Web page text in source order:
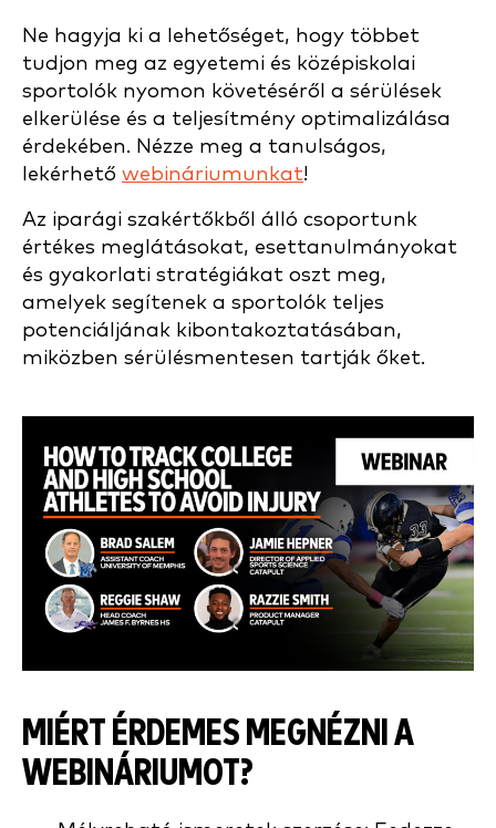
Ne hagyja ki a lehetőséget, hogy többet
tudjon meg az egyetemi és középiskolai
sportolók nyomon követéséről a sérülések
elkerülése és a teljesítmény optimalizálása
érdekében. Nézze meg a tanulságos,
lekérhető webináriumunkat!
Az iparági szakértőkből álló csoportunk
értékes meglátásokat, esettanulmányokat
és gyakorlati stratégiákat oszt meg,
amelyek segítenek a sportolók teljes
potenciáljának kibontakoztatásában,
miközben sérülésmentesen tartják őket.
MIÉRT ÉRDEMES MEGNÉZNI A
WEBINÁRIUMOT?